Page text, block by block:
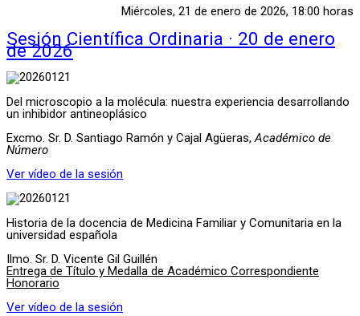
Miércoles, 21 de enero de 2026, 18:00 horas
Sesión Científica Ordinaria · 20 de enero
de 2026
Del microscopio a la molécula: nuestra experiencia desarrollando
un inhibidor antineoplásico
Excmo. Sr. D. Santiago Ramón y Cajal Agüeras,Académico de
Número
Ver vídeo de la sesión
Historia de la docencia de Medicina Familiar y Comunitaria en la
universidad española
Ilmo. Sr. D. Vicente Gil Guillén
Entrega de Título y Medalla de Académico Correspondiente
Honorario
Ver vídeo de la sesión